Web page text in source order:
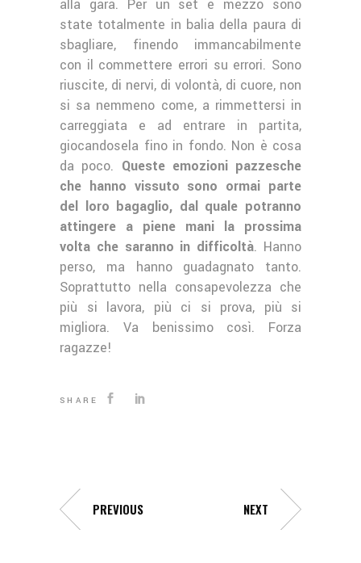
alla gara. Per un set e mezzo sono
state totalmente in balia della paura di
sbagliare, finendo immancabilmente
con il commettere errori su errori. Sono
riuscite, di nervi, di volontà, di cuore, non
si sa nemmeno come, a rimmettersi in
carreggiata e ad entrare in partita,
giocandosela fino in fondo. Non è cosa
da poco. Queste emozioni pazzesche
che hanno vissuto sono ormai parte
del loro bagaglio, dal quale potranno
attingere a piene mani la prossima
volta che saranno in difficoltà. Hanno
perso, ma hanno guadagnato tanto.
Soprattutto nella consapevolezza che
più si lavora, più ci si prova, più si
migliora. Va benissimo così. Forza
ragazze!
SHARE
PREVIOUS NEXT